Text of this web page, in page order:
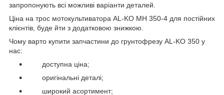
запропонують всі можливі варіанти деталей.
Ціна на трос мотокультиватора AL-KO MH 350-4 для постійних
клієнтів, буде йти з додатковою знижкою.
Чому варто купити запчастини до грунтофрезу AL-KO 350 у
нас:
доступна ціна;
оригінальні деталі;
широкий асортимент;